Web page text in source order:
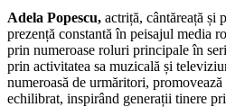
Adela Popescu, actriță, cântăreață și
prezență constantă în peisajul media
prin numeroase roluri principale în
prin activitatea sa muzicală și
numeroasă de urmăritori,
echilibrat, inspirând generații tinere